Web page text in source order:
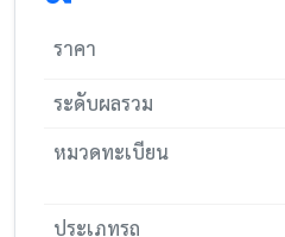
ราคา
ระดับผลรวม
หมวดทะเบียน
ประเภทรถ